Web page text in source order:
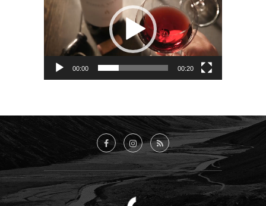
vídeo
00:00 00:20